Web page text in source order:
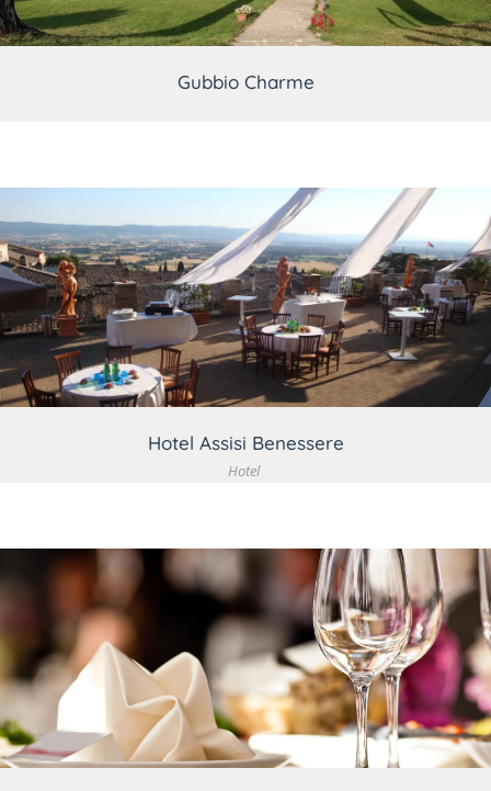
Gubbio Charme
VEDI DETTAGLIO
Hotel Assisi Benessere
Hotel
VEDI DETTAGLIO